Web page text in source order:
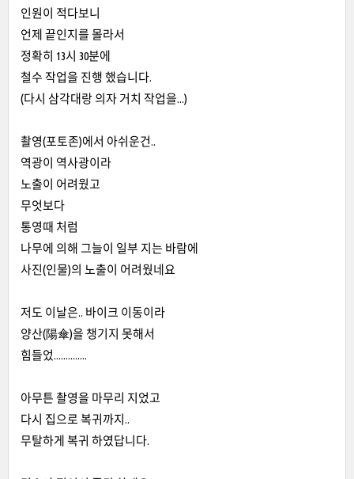
인원이 적다보니
언제 끝인지를 몰라서
정확히 13시 30분에
철수 작업을 진행 했습니다.
(다시 삼각대랑 의자 거치 작업을...)
촬영(포토존)에서 아쉬운건..
역광이 역사광이라
노출이 어려웠고
무엇보다
통영때 처럼
나무에 의해 그늘이 일부 지는 바람에
사진(인물)의 노출이 어려웠네요
저도 이날은.. 바이크 이동이라
양산(陽傘)을 챙기지 못해서
힘들었..............
아무튼 촬영을 마무리 지었고
다시 집으로 복귀까지..
무탈하게 복귀 하였답니다.